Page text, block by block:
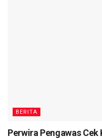
BERITA
Perwira Pengawas